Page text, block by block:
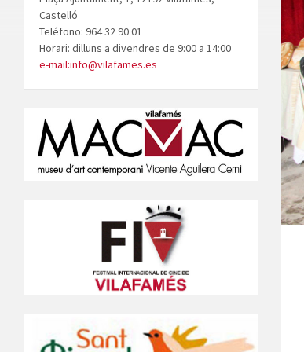
Castelló
Teléfono: 964 32 90 01
Horari: dilluns a divendres de 9:00 a 14:00
e-mail:info@vilafames.es